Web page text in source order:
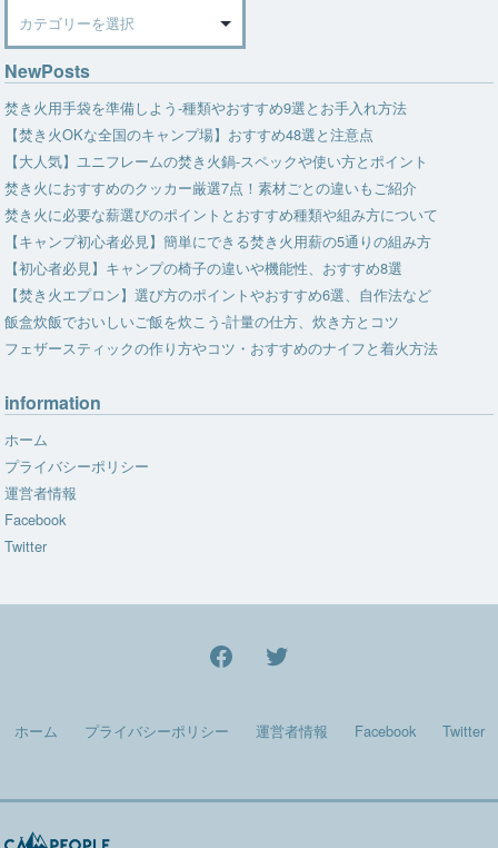
NewPosts
焚き火用手袋を準備しよう-種類やおすすめ9選とお手入れ方法
【焚き火OKな全国のキャンプ場】おすすめ48選と注意点
【大人気】ユニフレームの焚き火鍋-スペックや使い方とポイント
焚き火におすすめのクッカー厳選7点！素材ごとの違いもご紹介
焚き火に必要な薪選びのポイントとおすすめ種類や組み方について
【キャンプ初心者必見】簡単にできる焚き火用薪の5通りの組み方
【初心者必見】キャンプの椅子の違いや機能性、おすすめ8選
【焚き火エプロン】選び方のポイントやおすすめ6選、自作法など
飯盒炊飯でおいしいご飯を炊こう-計量の仕方、炊き方とコツ
フェザースティックの作り方やコツ・おすすめのナイフと着火方法
information
ホーム
プライバシーポリシー
運営者情報
Facebook
Twitter
facebook
ホーム プライバシーポリシー 運営者情報 Facebook Twitter